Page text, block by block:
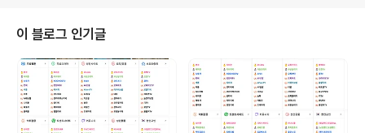
를 연결 짓는 과정을 상세히 분석합니다. 유교의 도입과 그
정치적 영향을 이해하는 것은 신라의 왕권 강화와 중앙집
권적인 정치 체제 형성을 이해하는 중요한 열쇠가 될 것입
니다.신라에서의 유교 사상의 도입신라에서 유교 사상이
본격적으로 도입된 시점은 6세기 중반, 특히 진흥왕과 그
이후의 왕들이 유교 사상을 정책적으..
이 블로그 인기글